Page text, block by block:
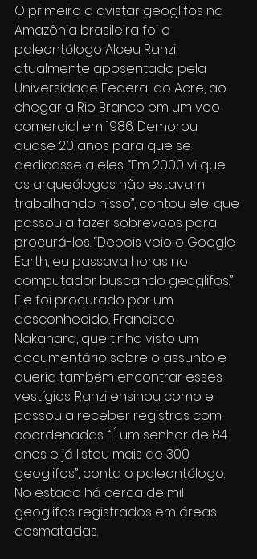
O primeiro a avistar geoglifos na
Amazônia brasileira foi o
paleontólogo Alceu Ranzi,
atualmente aposentado pela
Universidade Federal do Acre, ao
chegar a Rio Branco em um voo
comercial em 1986. Demorou
quase 20 anos para que se
dedicasse a eles. “Em 2000 vi que
os arqueólogos não estavam
trabalhando nisso”, contou ele, que
passou a fazer sobrevoos para
procurá-los. “Depois veio o Google
Earth, eu passava horas no
computador buscando geoglifos.”
Ele foi procurado por um
desconhecido, Francisco
Nakahara, que tinha visto um
documentário sobre o assunto e
queria também encontrar esses
vestígios. Ranzi ensinou como e
passou a receber registros com
coordenadas. “É um senhor de 84
anos e já listou mais de 300
geoglifos”, conta o paleontólogo.
No estado há cerca de mil
geoglifos registrados em áreas
desmatadas.